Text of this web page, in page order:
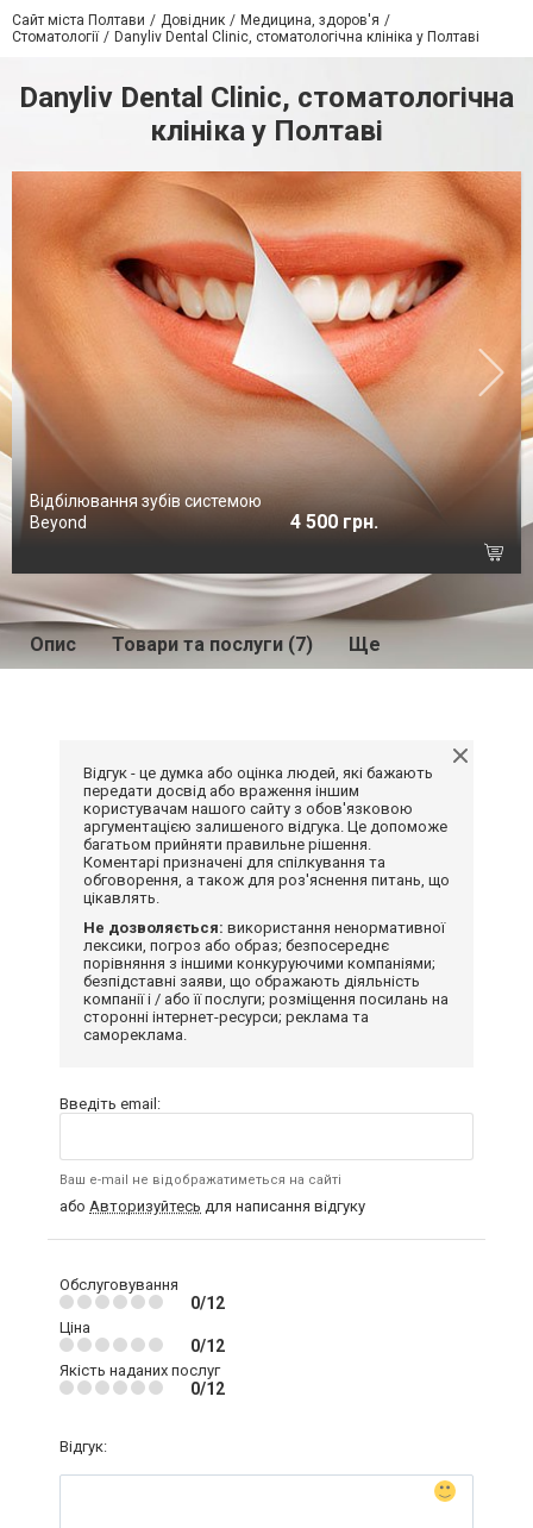
Сайт міста Полтави Довідник
Медицина, здоров'я
Стоматології
Danyliv Dental Clinic, стоматологічна клініка у Полтаві
Danyliv Dental Clinic, стоматологічна
клініка у Полтаві
Відбілювання зубів системою
Beyond
4 500 грн.
Опис Товари та послуги (7) Ще
Відгук - це думка або оцінка людей, які бажають
передати досвід або враження іншим
користувачам нашого сайту з обов'язковою
аргументацією залишеного відгука. Це допоможе
багатьом прийняти правильне рішення.
Коментарі призначені для спілкування та
обговорення, а також для роз'яснення питань, що
цікавлять.
Не дозволяється: використання ненормативної
лексики, погроз або образ; безпосереднє
порівняння з іншими конкуруючими компаніями;
безпідставні заяви, що ображають діяльність
компанії і / або її послуги; розміщення посилань на
сторонні інтернет-ресурси; реклама та
самореклама.
Введіть email:
Ваш e-mail не відображатиметься на сайті
або Авторизуйтесь для написання відгуку
Обслуговування
0/12
Ціна
0/12
Якість наданих послуг
0/12
Відгук: